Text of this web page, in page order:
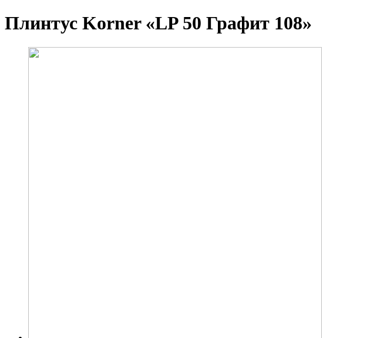
Плинтус Korner «LP 50 Графит 108»